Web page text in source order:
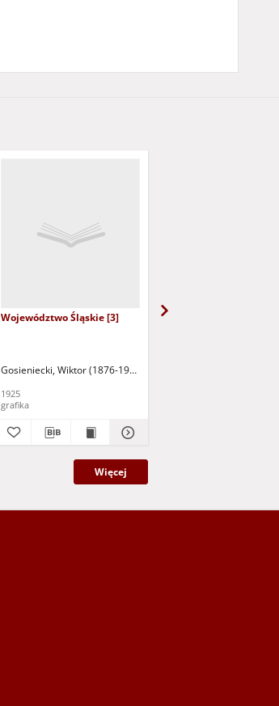
Województwo Śląskie [3]
Gosieniecki, Wiktor (1876-1956)
1925
grafika
Więcej